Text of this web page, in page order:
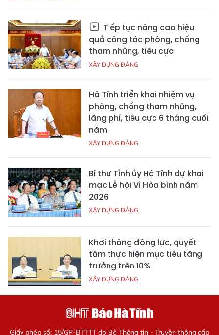
Tiếp tục nâng cao hiệu
quả công tác phòng, chống
tham nhũng, tiêu cực
XÂY DỰNG ĐẢNG
Hà Tĩnh triển khai nhiệm vụ
phòng, chống tham nhũng,
lãng phí, tiêu cực 6 tháng cuối
năm
XÂY DỰNG ĐẢNG
Bí thư Tỉnh ủy Hà Tĩnh dự khai
mạc Lễ hội Vì Hòa bình năm
2026
XÂY DỰNG ĐẢNG
Khơi thông động lực, quyết
tâm thực hiện mục tiêu tăng
trưởng trên 10%
XÂY DỰNG ĐẢNG
Giấy phép số: 15/GP-BTTTT do Bộ Thông tin - Truyền thông cấp